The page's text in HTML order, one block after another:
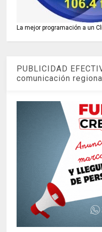
La mejor programación a un
PUBLICIDAD
comunicación